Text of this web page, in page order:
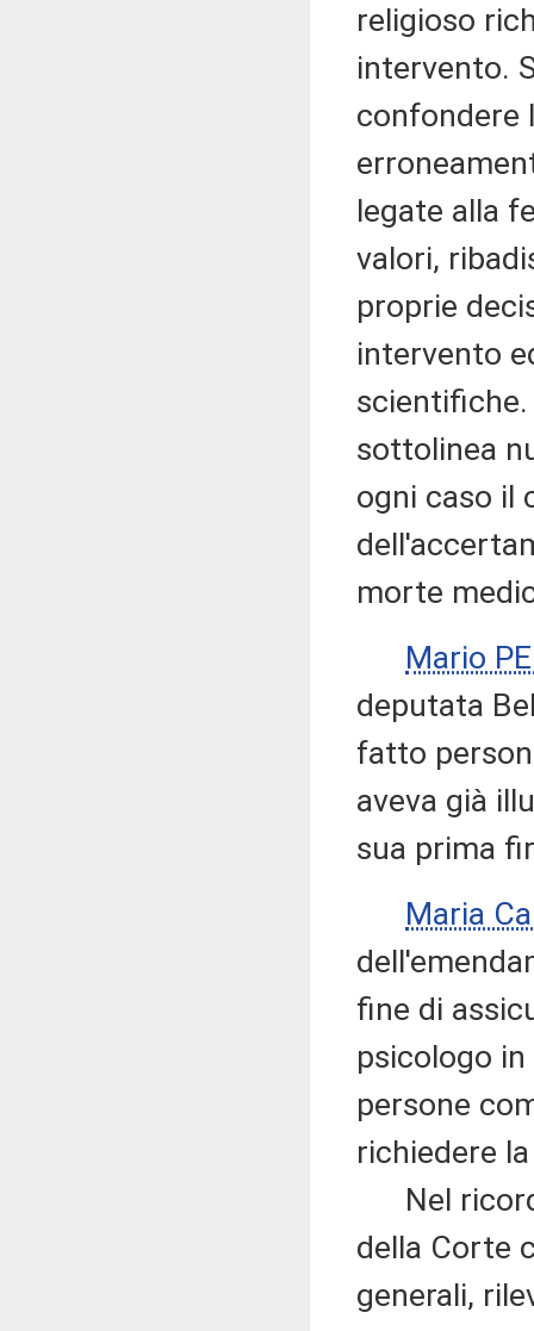
religioso
intervento.
confondere
legate alla
valori,
proprie
intervento
scientifiche.
sottolinea
ogni caso il
morte
Mario
deputata
fatto
aveva già
sua prima
Maria
fine di
psicologo
persone
richiedere
Nel
della Corte
generali,